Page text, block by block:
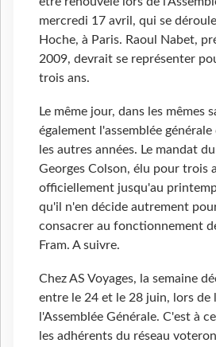
mercredi 17 avril, qui se
Hoche, à Paris. Raoul Nabet,
2009, devrait se représenter
trois ans.
Le même jour, dans les mêmes
également l'assemblée
les autres années. Le mandat
Georges Colson, élu pour trois
officiellement jusqu'au
qu'il n'en décide autrement
consacrer au fonctionnement
Fram. A suivre.
Chez AS Voyages, la semaine
entre le 24 et le 28 juin, lors de
l'Assemblée Générale. C'est à
les adhérents du réseau